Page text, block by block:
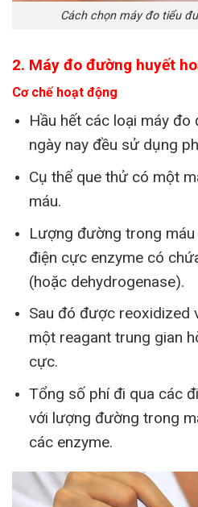
Cách chọn máy đo tiểu
2. Máy đo đường huyết
Cơ chế hoạt động
Hầu hết các loại máy đo
ngày nay đều sử dụng
Cụ thể que thử có một
máu.
Lượng đường trong
điện cực enzyme có
(hoặc dehydrogenase).
Sau đó được reoxidized
một reagant trung gian
cực.
Tổng số phí đi qua các
với lượng đường trong
các enzyme.